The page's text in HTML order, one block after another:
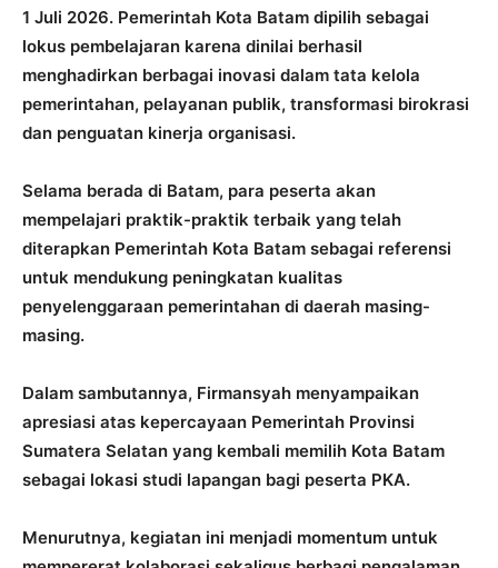
1 Juli 2026. Pemerintah Kota Batam dipilih sebagai
lokus pembelajaran karena dinilai berhasil
menghadirkan berbagai inovasi dalam tata kelola
pemerintahan, pelayanan publik, transformasi birokrasi
dan penguatan kinerja organisasi.
Selama berada di Batam, para peserta akan
mempelajari praktik-praktik terbaik yang telah
diterapkan Pemerintah Kota Batam sebagai referensi
untuk mendukung peningkatan kualitas
penyelenggaraan pemerintahan di daerah masing-
masing.
Dalam sambutannya, Firmansyah menyampaikan
apresiasi atas kepercayaan Pemerintah Provinsi
Sumatera Selatan yang kembali memilih Kota Batam
sebagai lokasi studi lapangan bagi peserta PKA.
Menurutnya, kegiatan ini menjadi momentum untuk